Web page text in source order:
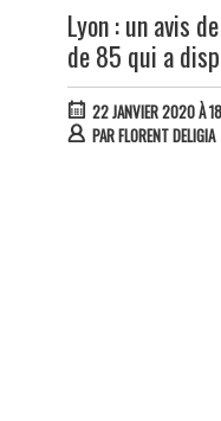
Lyon : un avis
de 85 qui a
22 JANVIER 2020 À
PARFLORENT DELIGIA